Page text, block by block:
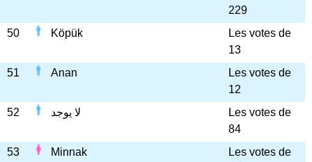
229
50
Köpük
Les votes de
13
51
Anan
Les votes de
12
52
لا يوجد
Les votes de
84
53
Minnak
Les votes de